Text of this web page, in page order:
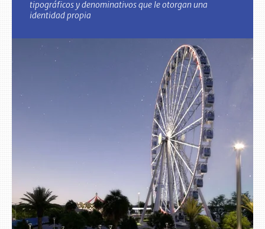
tipográficos y denominativos que le otorgan una
identidad propia